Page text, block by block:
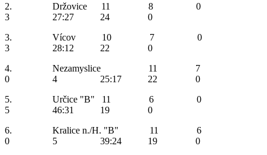
2. Držovice 11 8 0
3 27:27 24 0
3. Vícov 10 7 0
3 28:12 22 0
4. Nezamyslice 11 7
0 4 25:17 22 0
5. Určice "B" 11 6 0
5 46:31 19 0
6. Kralice n./H. "B" 11 6
0 5 39:24 19 0